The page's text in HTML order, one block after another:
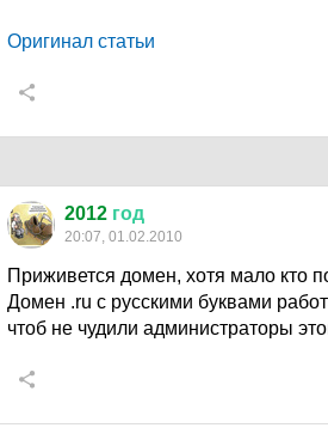
Оригинал статьи
2012 год
20:07, 01.02.2010
Приживется домен, хотя мало кто
Домен .ru с русскими буквами
чтоб не чудили администраторы